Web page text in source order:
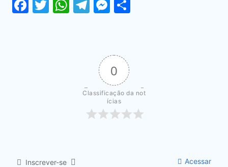
Facebook
Twitter
WhatsApp
Telegram
Messenger
0
Classificação da not
ícias
Inscrever-se Acessar